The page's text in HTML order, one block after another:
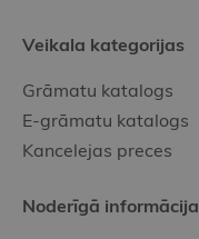
Veikala kategorijas
Grāmatu katalogs
E-grāmatu katalogs
Kancelejas preces
Noderīgā informācija